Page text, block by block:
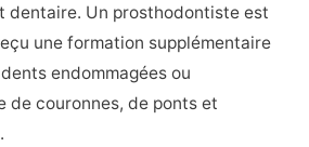
dentaire. Un prosthodontiste est
une formation supplémentaire
endommagées ou
de couronnes, de ponts et